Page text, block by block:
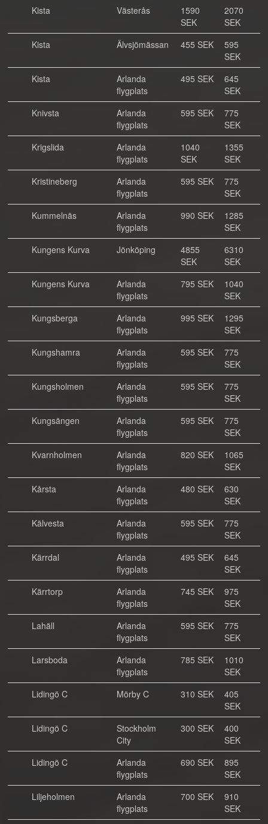
Kista Västerås
1590
SEK
2070
SEK
Kista
Älvsjömässan 455 SEK
595
SEK
Kista
Arlanda
flygplats
495 SEK
645
SEK
Knivsta
Arlanda
flygplats
595 SEK
775
SEK
Krigslida
Arlanda
flygplats
1040
SEK
1355
SEK
Kristineberg
Arlanda
flygplats
595 SEK
775
SEK
Kummelnäs
Arlanda
flygplats
990 SEK
1285
SEK
Kungens Kurva
Jönköping
4855
SEK
6310
SEK
Kungens Kurva
Arlanda
flygplats
795 SEK
1040
SEK
Kungsberga
Arlanda
flygplats
995 SEK
1295
SEK
Kungshamra
Arlanda
flygplats
595 SEK
775
SEK
Kungsholmen
Arlanda
flygplats
595 SEK
775
SEK
Kungsängen
Arlanda
flygplats
595 SEK
775
SEK
Kvarnholmen
Arlanda
flygplats
820 SEK
1065
SEK
Kårsta
Arlanda
flygplats
480 SEK
630
SEK
Kälvesta
Arlanda
flygplats
595 SEK
775
SEK
Kärrdal
Arlanda
flygplats
495 SEK
645
SEK
Kärrtorp
Arlanda
flygplats
745 SEK
975
SEK
Lahäll
Arlanda
flygplats
595 SEK
775
SEK
Larsboda
Arlanda
flygplats
785 SEK
1010
SEK
Lidingö C
Mörby C 310 SEK
405
SEK
Lidingö C
Stockholm
City
300 SEK
400
SEK
Lidingö C
Arlanda
flygplats
690 SEK
895
SEK
Liljeholmen
Arlanda
flygplats
700 SEK
910
SEK